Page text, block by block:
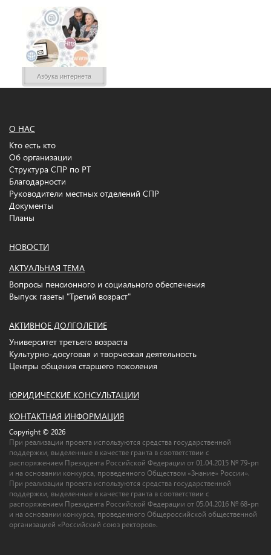
Азбука интернета
О НАС
Кто есть кто
Об организации
Структура СПР по РТ
Благодарности
Руководители местных отделений СПР
Документы
Планы
НОВОСТИ
АКТУАЛЬНАЯ ТЕМА
Вопросы пенсионного и социального обеспечения
Выпуск газеты "Третий возраст"
АКТИВНОЕ ДОЛГОЛЕТИЕ
Университет третьего возраста
Культурно-досуговая и творческая деятельность
Центры общения старшего поколения
ЮРИДИЧЕСКИЕ КОНСУЛЬТАЦИИ
КОНТАКТНАЯ ИНФОРМАЦИЯ
Copyright © 2026
При реализации проекта используются средства государственной
поддержки, выделенные в качестве гранта в соответствии c
распоряжением Президента Российской Федерации от 01.04.2015 № 79-рп
и на основании конкурса, проведенного Обществом «Знание» России».
При реализации проекта используются средства государственной
поддержки, выделенные в качестве гранта в соответствии c
распоряжением Президента Российской Федерации от 05.04.2016 № 68-рп
и на основании конкурса, проведенного Общероссийской общественной
организацией «Российский союз ректоров».